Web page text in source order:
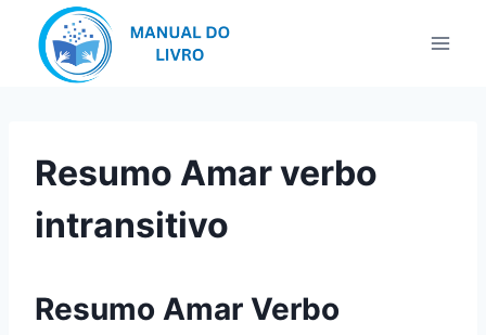
Resumo Amar verbo
intransitivo
Resumo Amar Verbo